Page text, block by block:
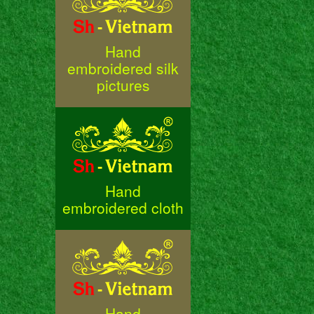
Hand
embroidered silk
pictures
Hand
embroidered cloth